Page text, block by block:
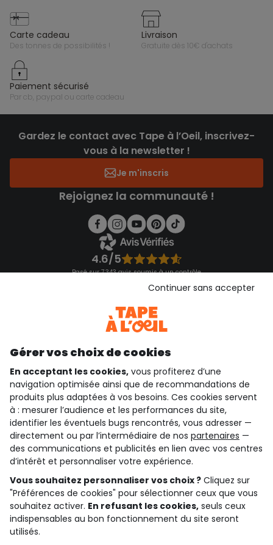
carte cadeau
des tonnes de possibilités !
livraison
gratuite dès 10€ d'achats
paiement sécurisé
par cb, paypal ou carte cadeau
Gardez le contact avec Tape à l’Oeil, inscrivez-
vous à la newsletter !
Je m'inscris
Rejoignez la communauté !
4.6/5
Basé sur 7 343 avis soumis à un contrôle
Consulter les CGU
qui sommes-nous ?
besoin d'aide ?
le club fidélité
notre catalogue
Conditions générales de ventes et d'utilisation
Conditions d’utilisation des réseaux sociaux
Politique de confidentialité
Gérer vos choix de cookies
En acceptant les cookies, vous profiterez d’une
navigation optimisée ainsi que de recommandations de
produits plus adaptées à vos besoins. Ces cookies servent
à : mesurer l’audience et les performances du site,
identifier les éventuels bugs rencontrés, vous adresser —
directement ou par l’intermédiaire de nos partenaires —
des communications et publicités en lien avec vos centres
d’intérêt et personnaliser votre expérience.
Vous souhaitez personnaliser vos choix ? Cliquez sur
"Préférences de cookies" pour sélectionner ceux que vous
souhaitez activer. En refusant les cookies, seuls ceux
indispensables au bon fonctionnement du site seront
utilisés.
Continuer sans accepter